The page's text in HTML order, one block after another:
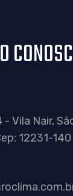
- Vila Nair,
12231-140